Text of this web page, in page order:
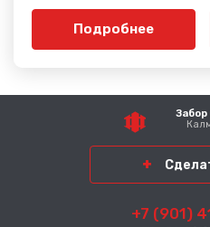
Подробнее
Забор
+7 (901)